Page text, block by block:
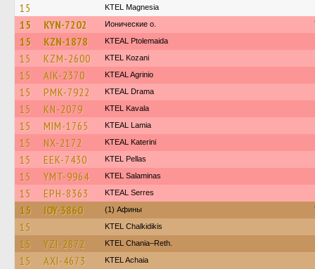
15 ΚΤΕL Magnesia
15 KYN-7202 Ионические о.
15 KZN-1878 KTEAL Ptolemaida
15 KZM-2600 ΚΤΕL Kozani
15 AIK-2370 KTEAL Agrinio
15 PMK-7922 KTEAL Drama
15 KN-2079 KTEL Kavala
15 MIM-1765 KTEAL Lamia
15 NX-2172 KTEAL Katerini
15 EEK-7430 KTEL Pellas
15 YMT-9964 KTEL Salaminas
15 EPH-8363 KTEAL Serres
15 IOY-3860 (1) Афины
15 ΚΤΕL Chalkidikis
15 YZI-2872 KTEL Chania–Reth.
15 AXI-4673 KTEL Achaia